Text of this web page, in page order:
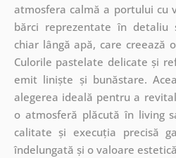
atmosfera calmă a portului cu
bărci reprezentate în detaliu
chiar lângă apă, care creează
Culorile pastelate delicate și
emit liniște și bunăstare.
alegerea ideală pentru a
o atmosferă plăcută în living
calitate și execuția precisă
îndelungată și o valoare